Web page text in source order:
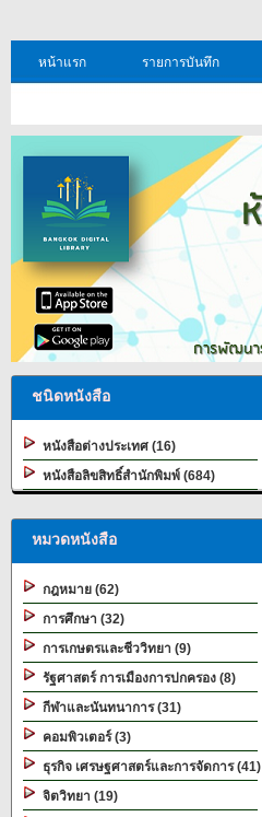
หน้าแรก รายการบันทึก
ชนิดหนังสือ
หนังสือต่างประเทศ (16)
หนังสือลิขสิทธิ์สำนักพิมพ์ (684)
หมวดหนังสือ
กฎหมาย (62)
การศึกษา (32)
การเกษตรและชีววิทยา (9)
รัฐศาสตร์ การเมืองการปกครอง (8)
กีฬาและนันทนาการ (31)
คอมพิวเตอร์ (3)
ธุรกิจ เศรษฐศาสตร์และการจัดการ (41)
จิตวิทยา (19)